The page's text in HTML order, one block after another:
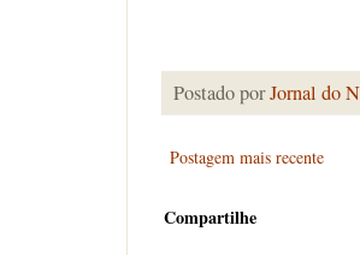
Postado porJornal do
Postagem mais recente
Compartilhe